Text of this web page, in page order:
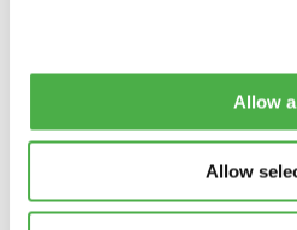
Allow
Allow
vaiheessa otamme
jäsenrekisterin.
aikana. Järjestelmä on uusi
toivomme että kaikilla
totuttautuessa.